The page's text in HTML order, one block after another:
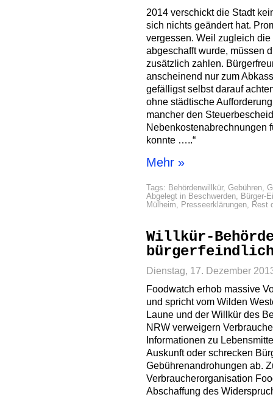
2014 verschickt die Stadt
sich nichts geändert hat.
vergessen. Weil zugleich
abgeschafft wurde, müssen
zusätzlich zahlen.
anscheinend nur zum
gefälligst selbst darauf
ohne städtische
mancher den
Nebenkostenabrechnungen
konnte …..“
Mehr »
Tags: Behördenwillkür, Gebühren,
Abgelegt in Beschwerden, Bürger-
Mülheim, Presseerklärungen, Rest
Willkür-
Dienstag, 17. Dezember
Foodwatch erhob massive
und spricht vom Wilden
Laune und der Willkür des
NRW verweigern
Informationen zu
Auskunft oder schrecken
Gebührenandrohungen ab.
Verbraucherorganisation
Abschaffung des